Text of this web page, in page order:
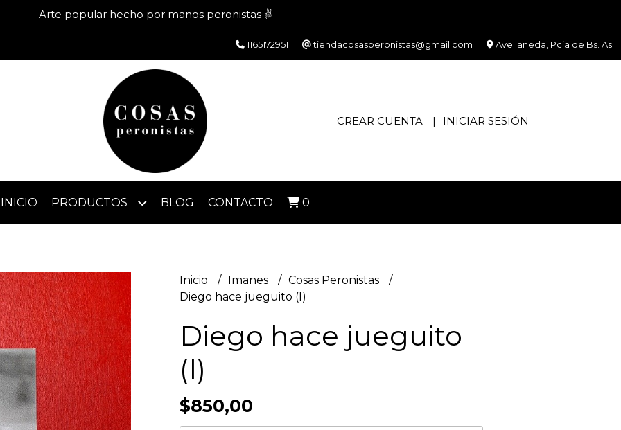
Arte popular hecho por manos peronistas ✌️
1165172951 tiendacosasperonistas@gmail.com Avellaneda, Pcia de Bs. As.
CREAR CUENTA INICIAR SESIÓN
INICIO PRODUCTOS BLOG CONTACTO 0
Inicio Imanes
Cosas Peronistas
Diego hace jueguito (I)
Diego hace jueguito
(I)
$850,00